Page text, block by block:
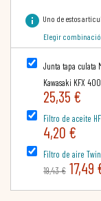
info Uno de estos
Elegir
Junta tapa culata
Kawasaki KFX
25,35 €
Filtro de aceite
4,20 €
Filtro de aire
19,43 € 17,49